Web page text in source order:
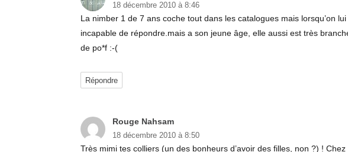
18 décembre 2010 à 8:46
La nimber 1 de 7 ans coche tout dans les catalogues mais lorsqu’on
incapable de répondre.mais a son jeune âge, elle aussi est très
de po*f :-(
Répondre
Rouge Nahsam
18 décembre 2010 à 8:50
Très mimi tes colliers (un des bonheurs d’avoir des filles, non ?) !